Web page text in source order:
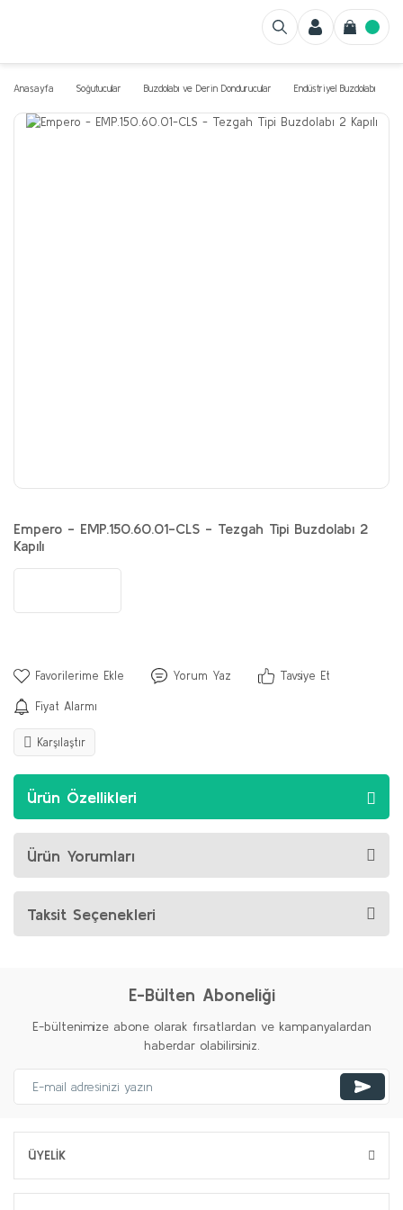
Anasayfa Soğutucular Buzdolabı ve Derin Dondurucular Endüstriyel Buzdolabı
Empero - EMP.150.60.01-CLS - Tezgah Tipi Buzdolabı 2
Kapılı
Yorum Yaz Tavsiye Et
Fiyat Alarmı
Karşılaştır
Ürün Özellikleri
Ürün Yorumları
Taksit Seçenekleri
E-Bülten Aboneliği
E-bültenimize abone olarak fırsatlardan ve kampanyalardan
haberdar olabilirsiniz.
ÜYELİK